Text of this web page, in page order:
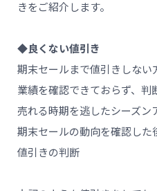
きをご紹介します。
◆良くない値引き
期末セールまで値引きしない
業績を確認できておらず、判
売れる時期を逃したシーズン
期末セールの動向を確認した
値引きの判断